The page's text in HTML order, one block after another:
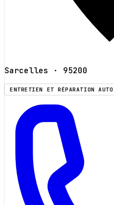
Sarcelles · 95200
ENTRETIEN ET RÉPARATION AUTO